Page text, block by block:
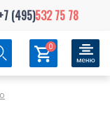
(495)532 75 78
0